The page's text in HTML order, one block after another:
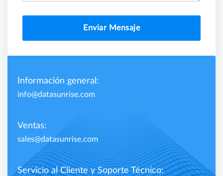
Enviar Mensaje
Información general:
info@datasunrise.com
Ventas:
sales@datasunrise.com
Servicio al Cliente y Soporte Técnico: